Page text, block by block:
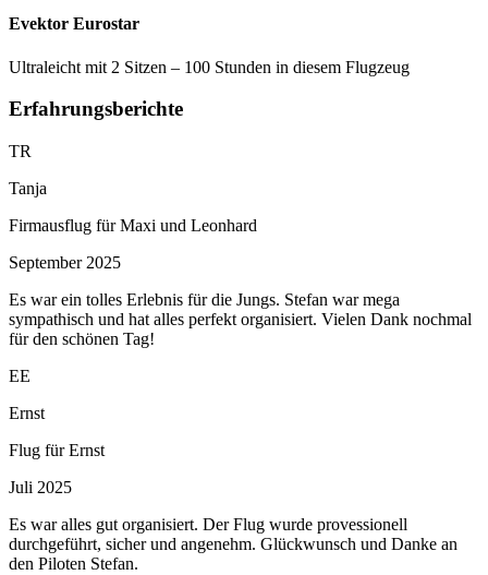
Evektor Eurostar
Ultraleicht mit 2 Sitzen – 100 Stunden in diesem Flugzeug
Erfahrungsberichte
TR
Tanja
Firmausflug für Maxi und Leonhard
September 2025
Es war ein tolles Erlebnis für die Jungs. Stefan war mega
sympathisch und hat alles perfekt organisiert. Vielen Dank nochmal
für den schönen Tag!
EE
Ernst
Flug für Ernst
Juli 2025
Es war alles gut organisiert. Der Flug wurde provessionell
durchgeführt, sicher und angenehm. Glückwunsch und Danke an
den Piloten Stefan.